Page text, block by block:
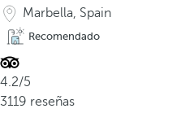
Marbella, Spain
Recomendado
4.2/5
3119 reseñas